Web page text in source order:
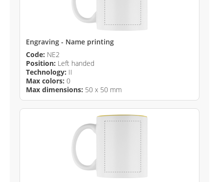
Engraving - Name printing
Code: NE2
Position: Left handed
Technology: II
Max colors: 0
Max dimensions: 50 x 50 mm